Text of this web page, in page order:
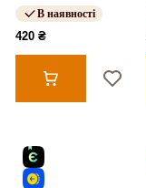
В наявності
420 ₴